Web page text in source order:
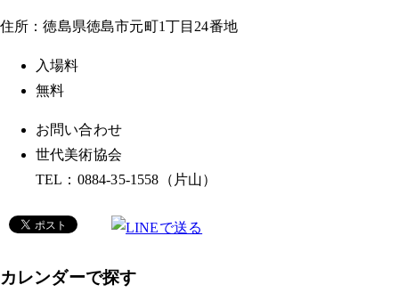
住所：徳島県徳島市元町1丁目24番地
入場料
無料
お問い合わせ
世代美術協会
TEL：0884-35-1558（片山）
カレンダーで探す